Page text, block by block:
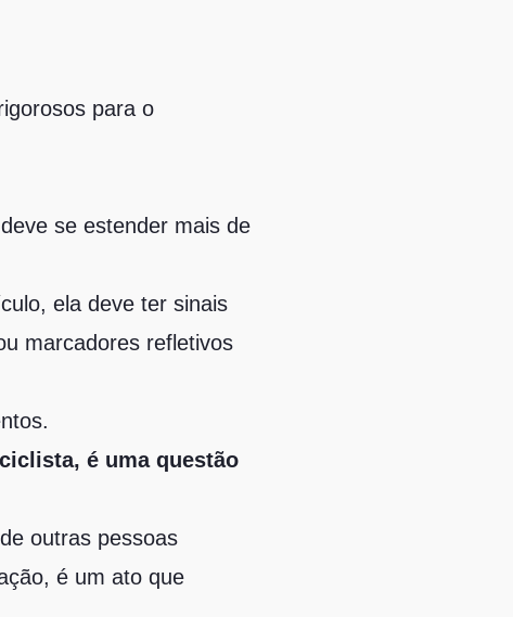
para o
se estender mais de
ela deve ter sinais
marcadores refletivos
é uma questão
outras pessoas
é um ato que